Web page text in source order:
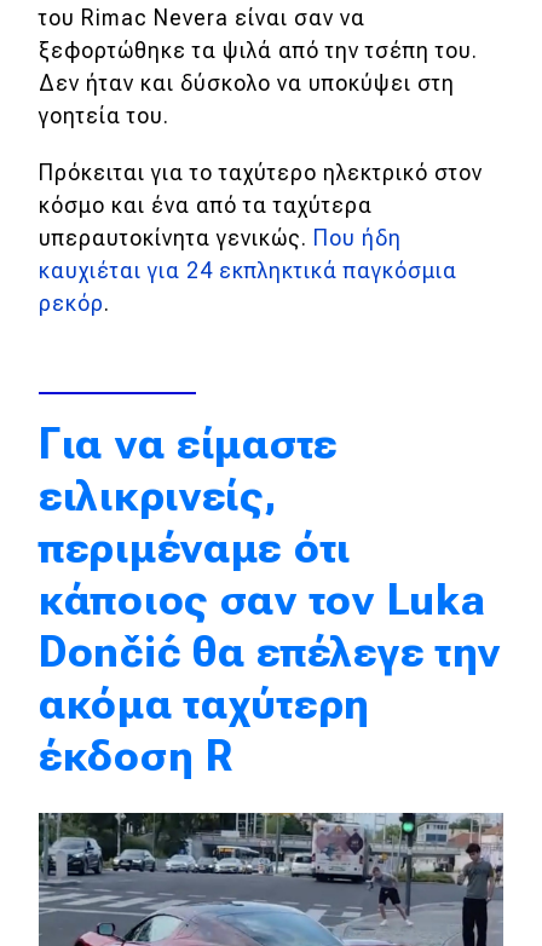
Πρωτότυπα
Ελλάδα
Κόσμος
Τεχνολογία
Ασφάλεια
Αγορά
Απόψεις
Test Drive
Δοκιμή
Αποστολή
Συγκρίνουμε
Αγώνες
Formula 1
WRC
Motorsport
Eco
του Rimac Nevera είναι σαν να
ξεφορτώθηκε τα ψιλά από την τσέπη του.
Δεν ήταν και δύσκολο να υποκύψει στη
γοητεία του.
Πρόκειται για το ταχύτερο ηλεκτρικό στον
κόσμο και ένα από τα ταχύτερα
υπεραυτοκίνητα γενικώς. Που ήδη
καυχιέται για 24 εκπληκτικά παγκόσμια
ρεκόρ.
Για να είμαστε
ειλικρινείς,
περιμέναμε ότι
κάποιος σαν τον Luka
Dončić θα επέλεγε την
ακόμα ταχύτερη
έκδοση R